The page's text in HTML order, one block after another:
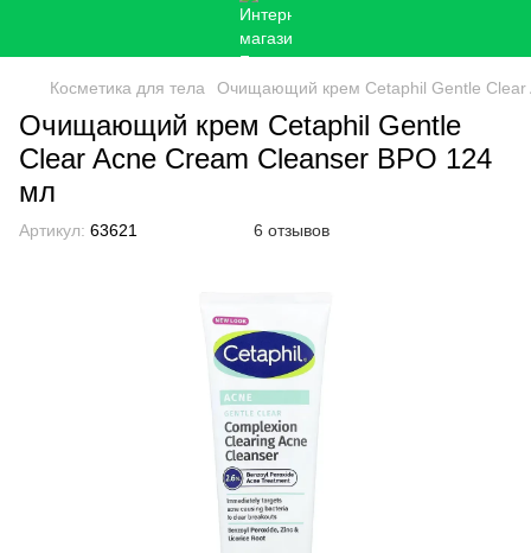
Косметика для тела Очищающий крем Cetaphil Gentle Clear
Очищающий крем Cetaphil Gentle
Clear Acne Cream Cleanser BPO 124
мл
Артикул: 63621 6 отзывов